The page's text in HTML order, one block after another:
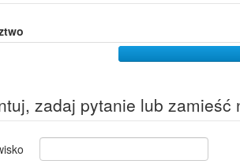
zadaj pytanie lub zamieść